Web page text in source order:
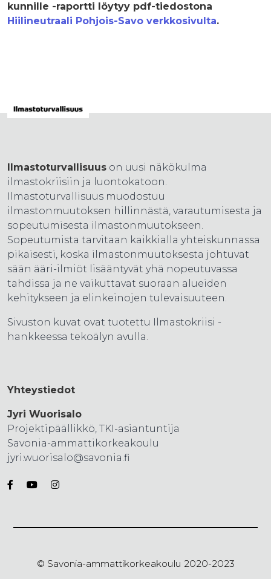
kunnille -raportti löytyy pdf-tiedostona
Hiilineutraali Pohjois-Savo verkkosivulta.
Ilmastoturvallisuus on uusi näkökulma
ilmastokriisiin ja luontokatoon.
Ilmastoturvallisuus muodostuu
ilmastonmuutoksen hillinnästä, varautumisesta ja
sopeutumisesta ilmastonmuutokseen.
Sopeutumista tarvitaan kaikkialla yhteiskunnassa
pikaisesti, koska ilmastonmuutoksesta johtuvat
sään ääri-ilmiöt lisääntyvät yhä nopeutuvassa
tahdissa ja ne vaikuttavat suoraan alueiden
kehitykseen ja elinkeinojen tulevaisuuteen.
Sivuston kuvat ovat tuotettu Ilmastokriisi -
hankkeessa tekoälyn avulla.
Yhteystiedot
Jyri Wuorisalo
Projektipäällikkö, TKI-asiantuntija
Savonia-ammattikorkeakoulu
jyri.wuorisalo@savonia.fi
© Savonia-ammattikorkeakoulu 2020-2023